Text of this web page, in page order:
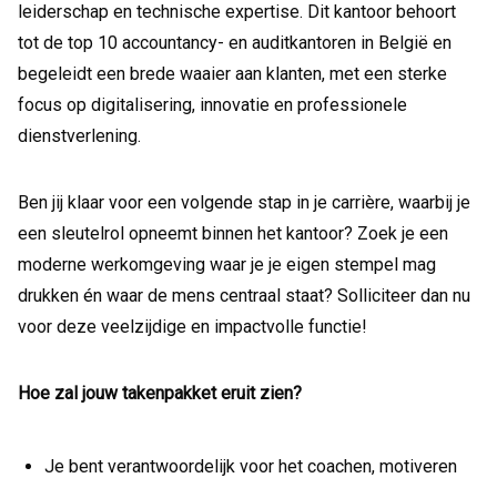
leiderschap en technische expertise. Dit kantoor behoort
tot de top 10 accountancy- en auditkantoren in België en
begeleidt een brede waaier aan klanten, met een sterke
focus op digitalisering, innovatie en professionele
dienstverlening.
Ben jij klaar voor een volgende stap in je carrière, waarbij je
een sleutelrol opneemt binnen het kantoor? Zoek je een
moderne werkomgeving waar je je eigen stempel mag
drukken én waar de mens centraal staat? Solliciteer dan nu
voor deze veelzijdige en impactvolle functie!
Hoe zal jouw takenpakket eruit zien?
Je bent verantwoordelijk voor het coachen, motiveren